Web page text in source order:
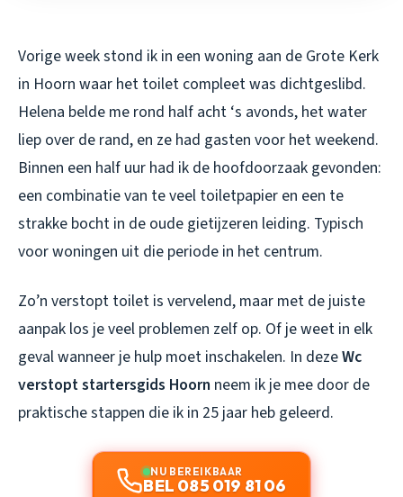
Vorige week stond ik in een woning aan de Grote Kerk
in Hoorn waar het toilet compleet was dichtgeslibd.
Helena belde me rond half acht ‘s avonds, het water
liep over de rand, en ze had gasten voor het weekend.
Binnen een half uur had ik de hoofdoorzaak gevonden:
een combinatie van te veel toiletpapier en een te
strakke bocht in de oude gietijzeren leiding. Typisch
voor woningen uit die periode in het centrum.
Zo’n verstopt toilet is vervelend, maar met de juiste
aanpak los je veel problemen zelf op. Of je weet in elk
geval wanneer je hulp moet inschakelen. In dezeWc
verstopt startersgids Hoorn neem ik je mee door de
praktische stappen die ik in 25 jaar heb geleerd.
NU BEREIKBAAR
BEL 085 019 81 06